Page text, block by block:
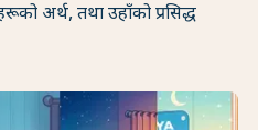
अर्थ, तथा उहाँको प्रसिद्ध